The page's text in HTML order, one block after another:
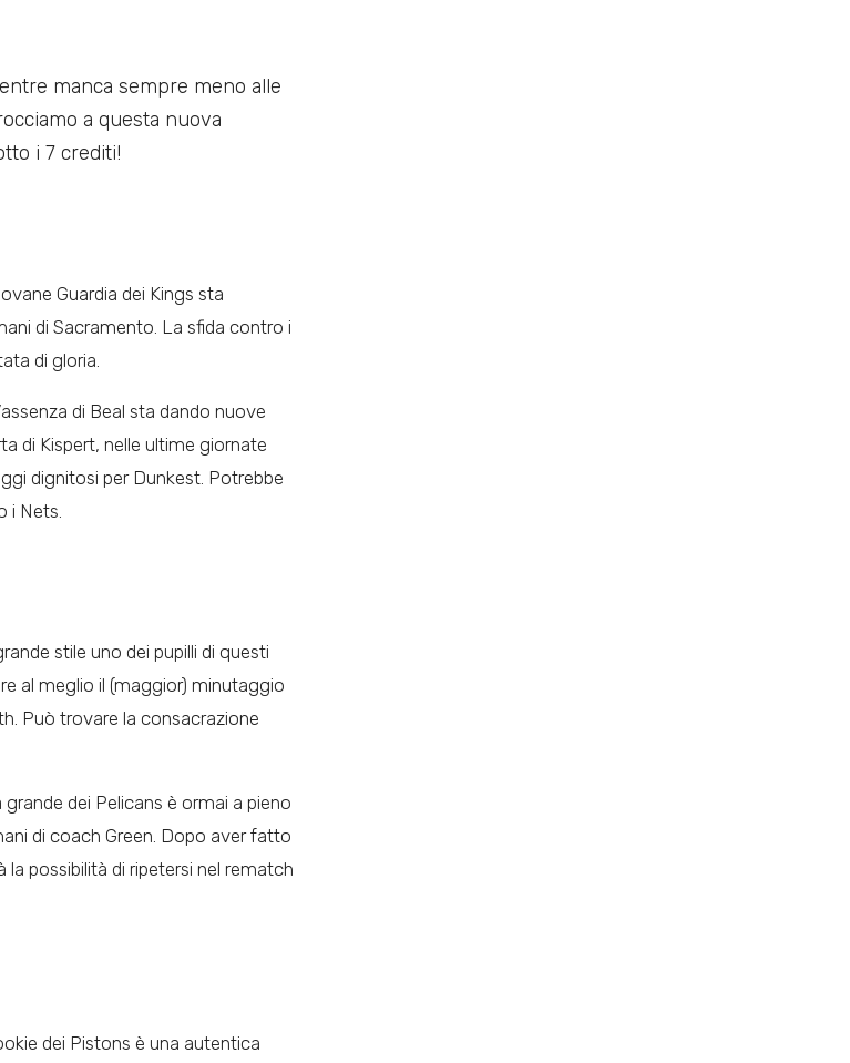
manca sempre meno alle
a questa nuova
i 7 crediti!
Guardia dei Kings sta
di Sacramento. La sfida contro i
di gloria.
di Beal sta dando nuove
di Kispert, nelle ultime giornate
dignitosi per Dunkest. Potrebbe
i Nets.
stile uno dei pupilli di questi
al meglio il (maggior) minutaggio
Può trovare la consacrazione
grande dei Pelicans è ormai a pieno
di coach Green. Dopo aver fatto
possibilità di ripetersi nel rematch
dei Pistons è una autentica